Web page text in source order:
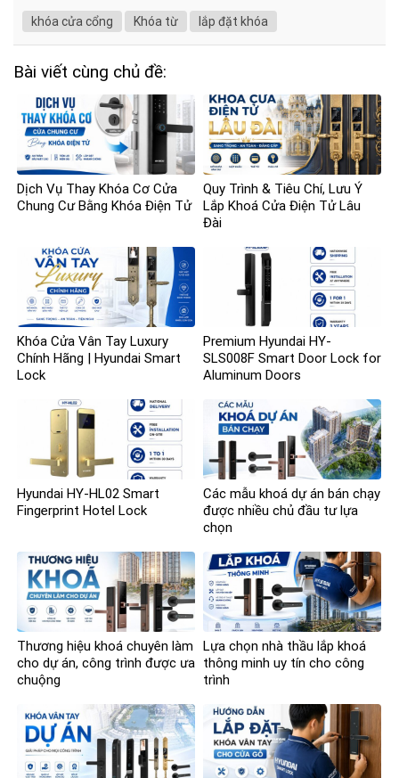
khóa cửa cổng Khóa từ lắp đặt khóa
Bài viết cùng chủ đề:
Dịch Vụ Thay Khóa Cơ Cửa
Chung Cư Bằng Khóa Điện Tử
Quy Trình & Tiêu Chí, Lưu Ý
Lắp Khoá Cửa Điện Tử Lâu
Đài
Khóa Cửa Vân Tay Luxury
Chính Hãng | Hyundai Smart
Lock
Premium Hyundai HY-
SLS008F Smart Door Lock for
Aluminum Doors
Hyundai HY-HL02 Smart
Fingerprint Hotel Lock
Các mẫu khoá dự án bán chạy
được nhiều chủ đầu tư lựa
chọn
Thương hiệu khoá chuyên làm
cho dự án, công trình được ưa
chuộng
Lựa chọn nhà thầu lắp khoá
thông minh uy tín cho công
trình